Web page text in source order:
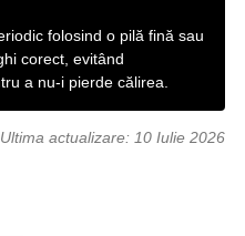
folosind o pilă fină sau
corect, evitând
a nu-i pierde călirea.
Ultima actualizare: 10 Iulie 2026